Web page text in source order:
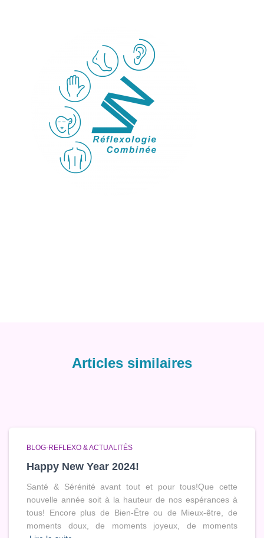
Articles similaires
BLOG-REFLEXO & ACTUALITÉS
Happy New Year 2024!
Santé & Sérénité avant tout et pour tous!Que cette
nouvelle année soit à la hauteur de nos espérances à
tous! Encore plus de Bien-Être ou de Mieux-être, de
moments doux, de moments joyeux, de moments